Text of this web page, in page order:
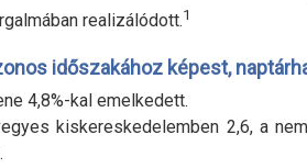
realizálódott.1
időszakához képest,
4,8%-kal emelkedett.
kiskereskedelemben 2,6, a